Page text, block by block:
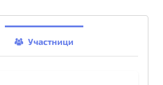
Участници